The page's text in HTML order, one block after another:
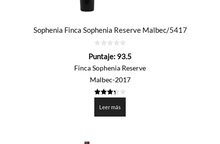
Sophenia Finca Sophenia Reserve Malbec/5417
de
Puntaje: 93.5
Finca Sophenia Reserve
Malbec-2017
de 5
Leer más